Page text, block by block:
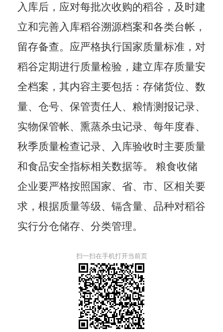
入库后，应对每批次收购的稻谷，及时建
立和完善入库稻谷溯源档案和各类台帐，
留存备查。应严格执行国家质量标准，对
稻谷定期进行质量检验，建立库存质量安
全档案，其内容主要包括：存储货位、数
量、仓号、保管责任人、粮情测报记录、
实物保管帐、熏蒸杀虫记录、每年度春、
秋季质量检查记录、入库验收时主要质量
和食品安全指标相关数据等。
粮食收储
企业要严格按照国家、省、市、区相关要
求，根据质量等级、镉含量、品种对稻谷
实行分仓储存、分类管理。
扫一扫在手机打开当前页